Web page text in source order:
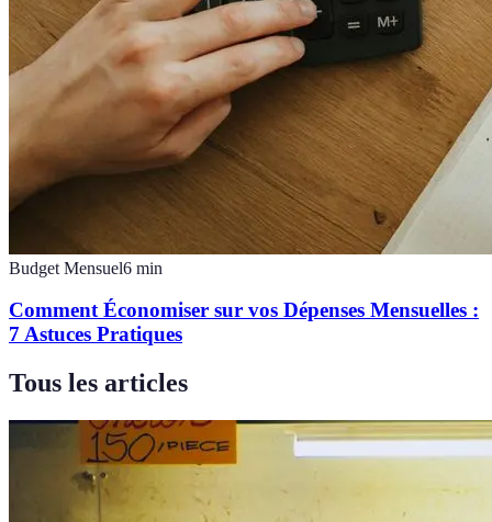
Budget Mensuel6 min
Comment Économiser sur vos Dépenses Mensuelles :
7 Astuces Pratiques
Tous les articles